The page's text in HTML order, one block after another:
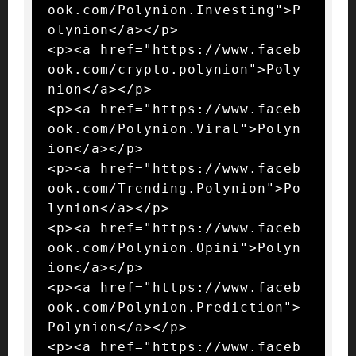
ook.com/Polynion.Investing">P
olynion</a></p>
<p><a href="https://www.faceb
ook.com/crypto.polynion">Poly
nion</a></p>
<p><a href="https://www.faceb
ook.com/Polynion.Viral">Polyn
ion</a></p>
<p><a href="https://www.faceb
ook.com/Trending.Polynion">Po
lynion</a></p>
<p><a href="https://www.faceb
ook.com/Polynion.Opini">Polyn
ion</a></p>
<p><a href="https://www.faceb
ook.com/Polynion.Prediction">
Polynion</a></p>
<p><a href="https://www.faceb